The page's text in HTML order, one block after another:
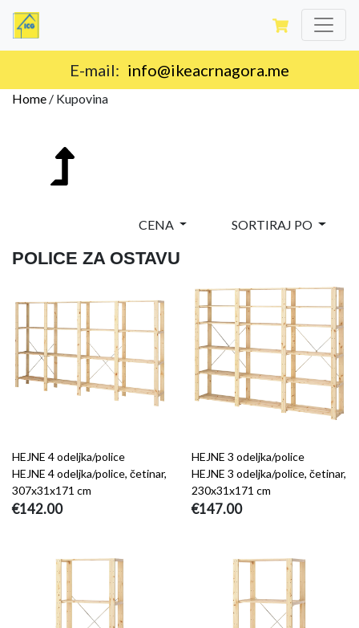
E-mail: info@ikeacrnagora.me
Home / Kupovina
CENA SORTIRAJ PO
POLICE ZA OSTAVU
HEJNE 4 odeljka/police
HEJNE 4 odeljka/police, četinar,
307x31x171 cm
€142.00
HEJNE 3 odeljka/police
HEJNE 3 odeljka/police, četinar,
230x31x171 cm
€147.00